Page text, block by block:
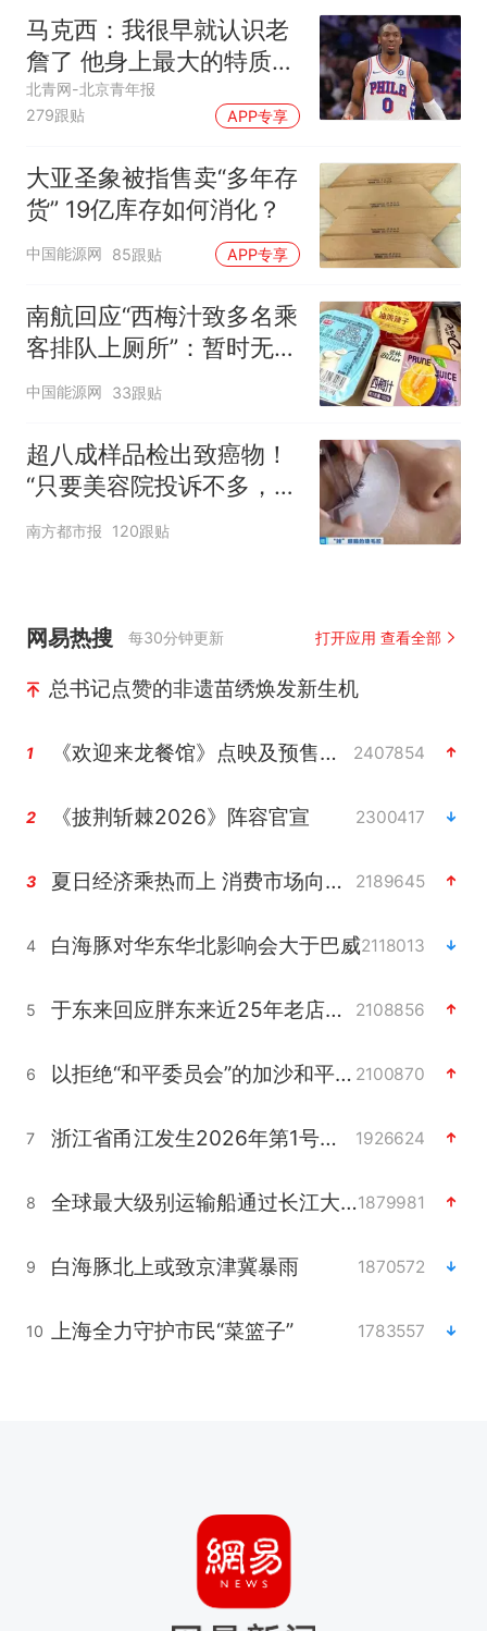
马克西：我很早就认识老
詹了 他身上最大的特质就
是谦逊
北青网-北京青年报
279跟贴
APP专享
大亚圣象被指售卖“多年存
货” 19亿库存如何消化？
中国能源网 85跟贴 APP专享
南航回应“西梅汁致多名乘
客排队上厕所”：暂时无法
核查是否发放西梅汁
中国能源网 33跟贴
超八成样品检出致癌物！
“只要美容院投诉不多，店
家就不会更换产品”
南方都市报 120跟贴
网易热搜 每30分钟更新 打开应用 查看全部
总书记点赞的非遗苗绣焕发新生机
1 《欢迎来龙餐馆》点映及预售总票房破亿 2407854
2 《披荆斩棘2026》阵容官宣 2300417
3 夏日经济乘热而上 消费市场向新而行 2189645
4 白海豚对华东华北影响会大于巴威2118013
5 于东来回应胖东来近25年老店年底关闭 2108856
6 以拒绝“和平委员会”的加沙和平计划 2100870
7 浙江省甬江发生2026年第1号洪水 1926624
8 全球最大级别运输船通过长江大桥1879981
9 白海豚北上或致京津冀暴雨 1870572
10 上海全力守护市民“菜篮子” 1783557